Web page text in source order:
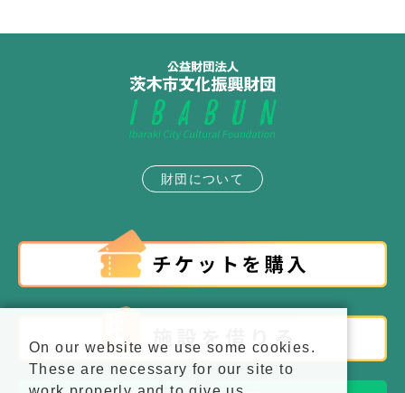
財団について
On our website we use some cookies.
These are necessary for our site to